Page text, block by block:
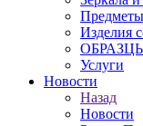
Предметы
Изделия
Услуги
Новости
Назад
Новости